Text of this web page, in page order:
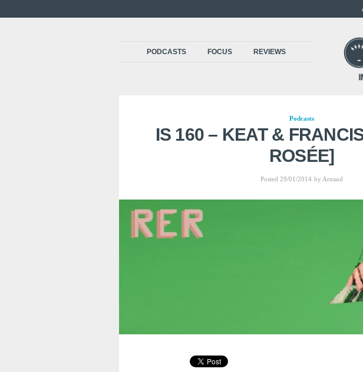
PODCASTS FOCUS REVIEWS
Podcasts
IS 160 – KEAT &
ROSÉE]
Posted 29/01/2014 by Arnaud